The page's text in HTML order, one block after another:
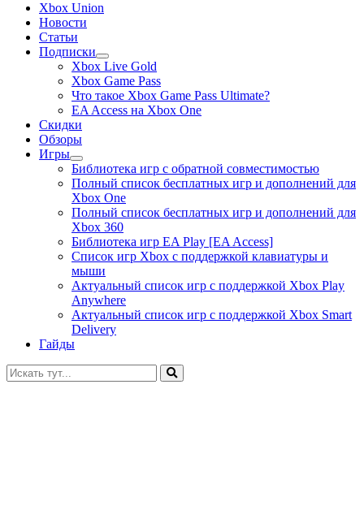
Xbox Union
Новости
Статьи
Подписки
раскрыть
дочернее
меню
Xbox Live Gold
Xbox Game Pass
Что такое Xbox Game Pass Ultimate?
EA Access на Xbox One
Скидки
Обзоры
Игры
раскрыть
дочернее
меню
Библиотека игр с обратной совместимостью
Полный список бесплатных игр и дополнений для
Xbox One
Полный список бесплатных игр и дополнений для
Xbox 360
Библиотека игр EA Play [EA Access]
Список игр Xbox c поддержкой клавиатуры и
мыши
Актуальный список игр с поддержкой Xbox Play
Anywhere
Актуальный список игр с поддержкой Xbox Smart
Delivery
Гайды
Искать: